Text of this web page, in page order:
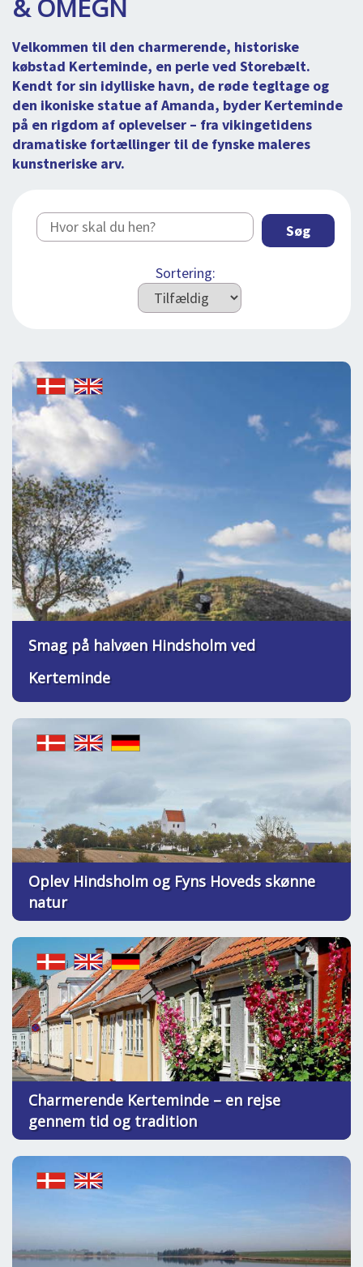
BOOKING
FOREDRAG
OM OS
& OMEGN
Velkommen til den charmerende, historiske
købstad Kerteminde, en perle ved Storebælt.
Kendt for sin idylliske havn, de røde tegltage og
den ikoniske statue af Amanda, byder Kerteminde
på en rigdom af oplevelser – fra vikingetidens
dramatiske fortællinger til de fynske maleres
kunstneriske arv.
Søg
Sortering:
Smag på halvøen Hindsholm ved
Kerteminde
Oplev Hindsholm og Fyns Hoveds skønne
natur
Charmerende Kerteminde – en rejse
gennem tid og tradition